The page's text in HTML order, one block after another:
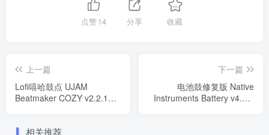
点赞14 分享 收藏
上一篇
Lofi嘻哈鼓点 UJAM
Beatmaker COZY v2.2.1
下一篇
电池鼓修复版 Native
Instruments Battery v4.3.0
相关推荐